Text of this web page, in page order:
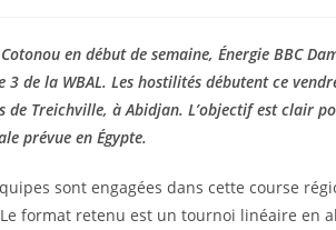
en début de semaine, Énergie BBC
3 de la WBAL. Les hostilités débutent ce
de Treichville, à Abidjan. L’objectif est clair
prévue en Égypte.
sont engagées dans cette course
Le format retenu est un tournoi linéaire en